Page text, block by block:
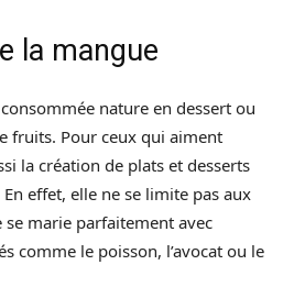
la mangue
nature en dessert ou
fruits. Pour ceux qui aiment
la création de plats et desserts
effet, elle ne se limite pas aux
se marie parfaitement avec
comme le poisson, l’avocat ou le